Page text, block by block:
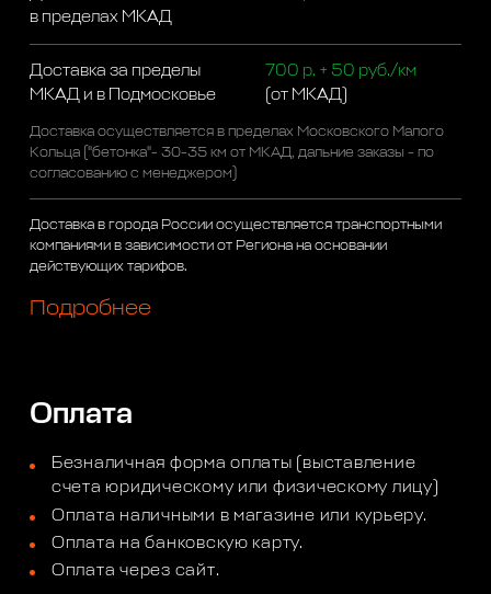
в пределах МКАД
Доставка за пределы
МКАД и в Подмосковье
700 р. + 50 руб./км
(от МКАД)
Доставка осуществляется в пределах Московского Малого
Кольца ("бетонка"- 30-35 км от МКАД, дальние заказы - по
согласованию с менеджером)
Доставка в города России осуществляется транспортными
компаниями в зависимости от Региона на основании
действующих тарифов.
Подробнее
Оплата
Безналичная форма оплаты (выставление
счета юридическому или физическому лицу)
Оплата наличными в магазине или курьеру.
Оплата на банковскую карту.
Оплата через сайт.